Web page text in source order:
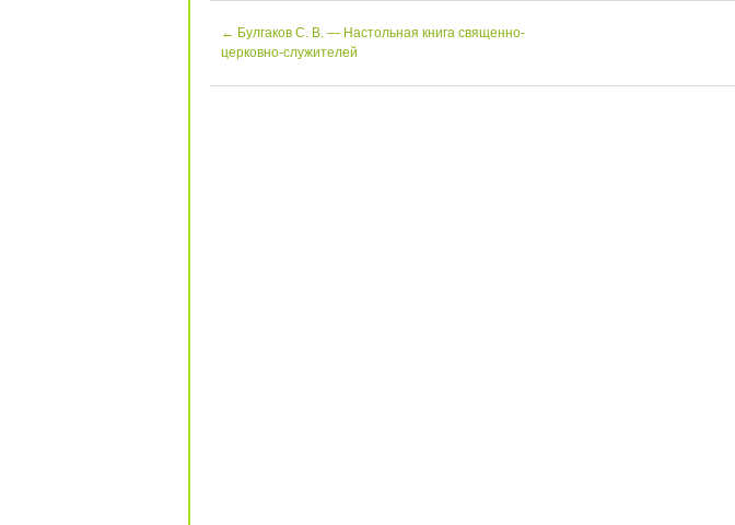
← Булгаков С. В. — Настольная книга священно-
церковно-служителей